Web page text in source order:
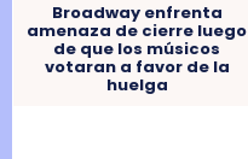
Broadway enfrenta
amenaza de cierre luego
de que los músicos
votaran a favor de la
huelga